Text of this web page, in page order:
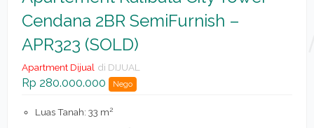
Cendana 2BR SemiFurnish –
APR323 (SOLD)
Apartment Dijual di DIJUAL
Rp 280.000.000 Nego
Luas Tanah: 33 m2